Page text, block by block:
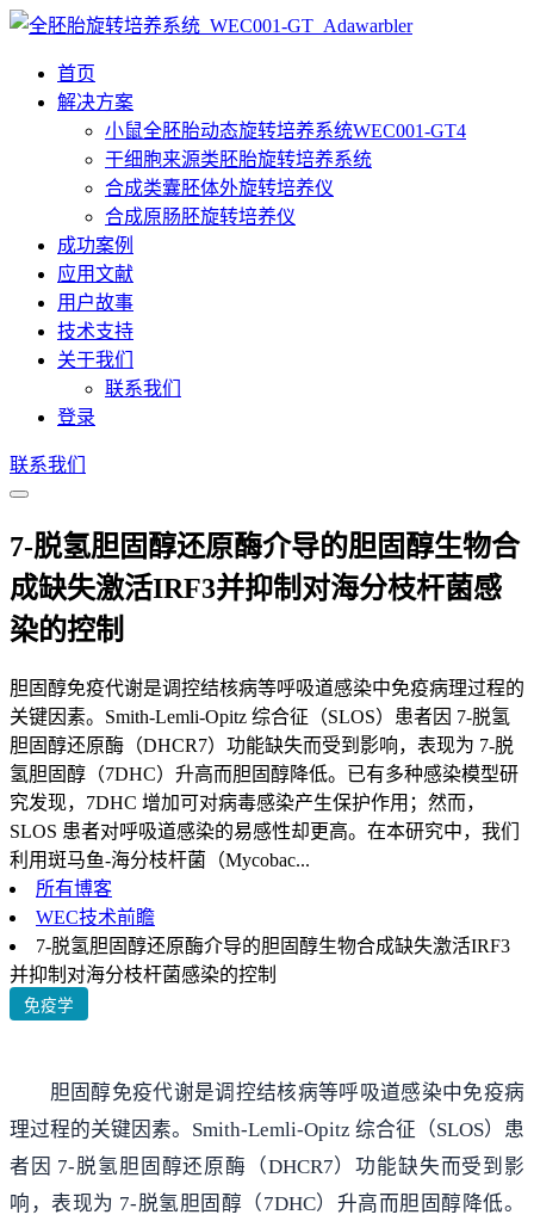
首页
解决方案
小鼠全胚胎动态旋转培养系统WEC001-GT4
干细胞来源类胚胎旋转培养系统
合成类囊胚体外旋转培养仪
合成原肠胚旋转培养仪
成功案例
应用文献
用户故事
技术支持
关于我们
联系我们
登录
联系我们
7-脱氢胆固醇还原酶介导的胆固醇生物合
成缺失激活IRF3并抑制对海分枝杆菌感
染的控制
胆固醇免疫代谢是调控结核病等呼吸道感染中免疫病理过程的
关键因素。Smith-Lemli-Opitz 综合征（SLOS）患者因 7-脱氢
胆固醇还原酶（DHCR7）功能缺失而受到影响，表现为 7-脱
氢胆固醇（7DHC）升高而胆固醇降低。已有多种感染模型研
究发现，7DHC 增加可对病毒感染产生保护作用；然而，
SLOS 患者对呼吸道感染的易感性却更高。在本研究中，我们
利用斑马鱼-海分枝杆菌（Mycobac...
所有博客
WEC技术前瞻
7-脱氢胆固醇还原酶介导的胆固醇生物合成缺失激活IRF3
并抑制对海分枝杆菌感染的控制
免疫学
胆固醇免疫代谢是调控结核病等呼吸道感染中免疫病
理过程的关键因素。Smith-Lemli-Opitz 综合征（SLOS）患
者因 7-脱氢胆固醇还原酶（DHCR7）功能缺失而受到影
响，表现为 7-脱氢胆固醇（7DHC）升高而胆固醇降低。